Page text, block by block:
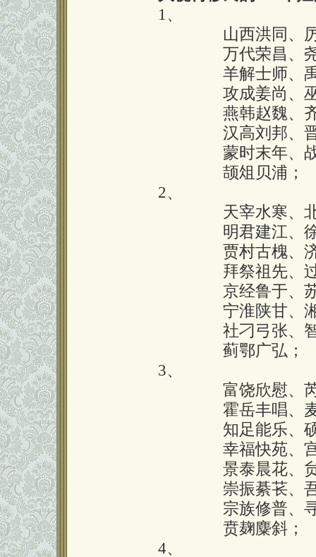
1、
山西洪同、
万代荣昌、
羊解士师、
攻成姜尚、
燕韩赵魏、
汉高刘邦、
蒙时末年、
颉俎贝浦；
2、
天宰水寒、
明君建江、
贾村古槐、
拜祭祖先、
京经鲁于、
宁淮陕甘、
社刁弓张、
蓟鄂广弘；
3、
富饶欣慰、
霍岳丰唱、
知足能乐、
幸福快苑、
景泰晨花、
崇振綦苌、
宗族修普、
贲麹麋斜；
4、